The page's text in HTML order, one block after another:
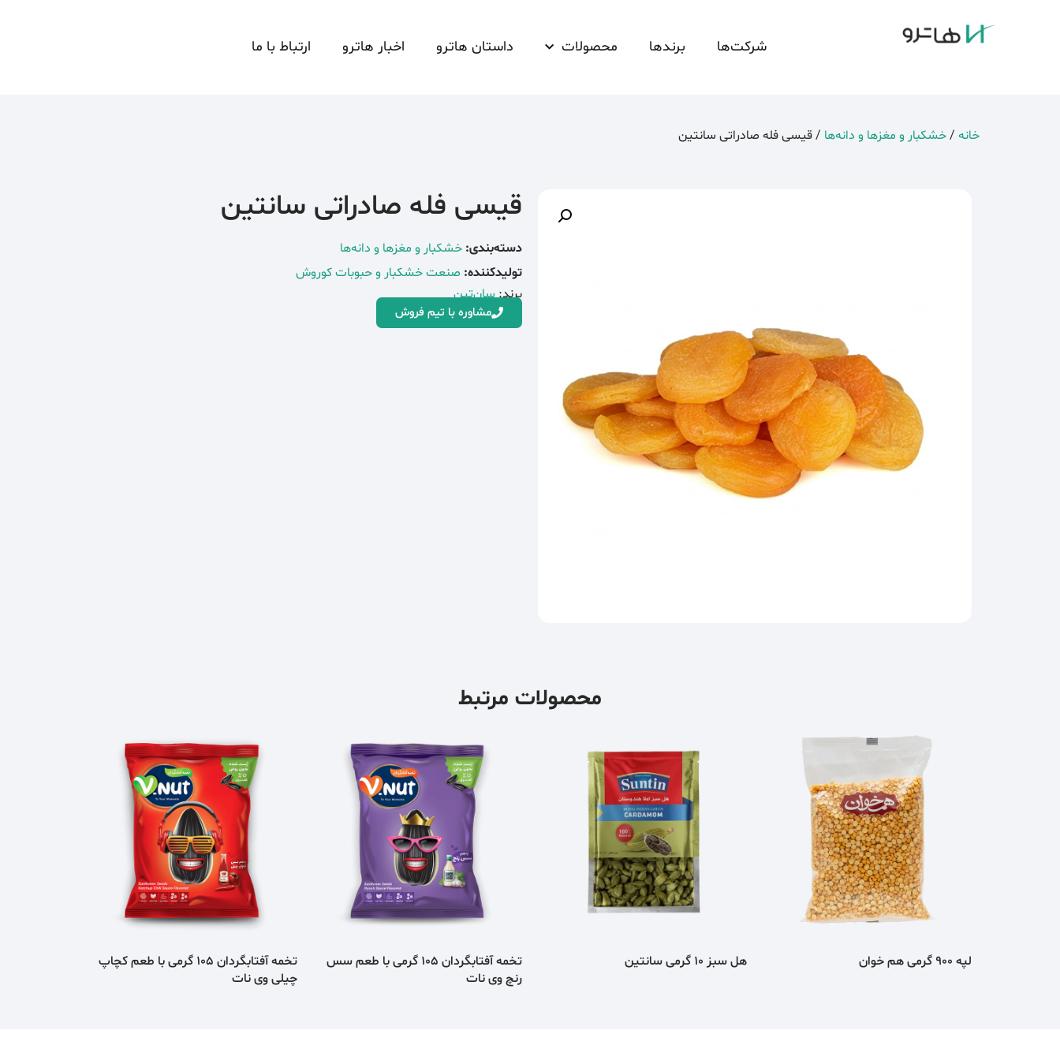
شرکت‌ها برندها محصولات داستان هاترو اخبار هاترو ارتباط با ما
خانه /خشکبار و مغزها و دانه‌ها / قیسی فله صادراتی سانتین
قیسی فله صادراتی سانتین
دسته‌بندی: خشکبار و مغزها و دانه‌ها
تولیدکننده: صنعت خشکبار و حبوبات کوروش
برند:سان‌تین
مشاوره با تیم فروش
محصولات مرتبط
لپه 900 گرمی هم خوان هل سبز 10 گرمی سانتين
تخمه آفتابگردان 105 گرمی با طعم سس
رنچ وی نات
تخمه آفتابگردان 105 گرمی با طعم كچاپ
چیلی وی نات